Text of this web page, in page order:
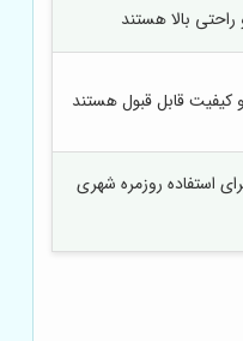
راحتی بالا هستند
کیفیت قابل قبول هستند
استفاده روزمره شهری